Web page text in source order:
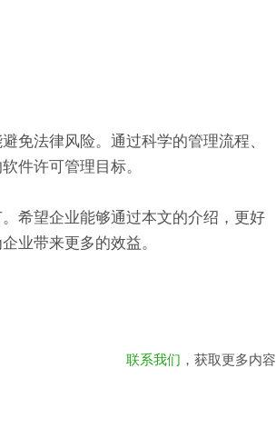
免法律风险。通过科学的管理流程、
件许可管理目标。
希望企业能够通过本文的介绍，更好
业带来更多的效益。
联系我们 ，获取更多内容